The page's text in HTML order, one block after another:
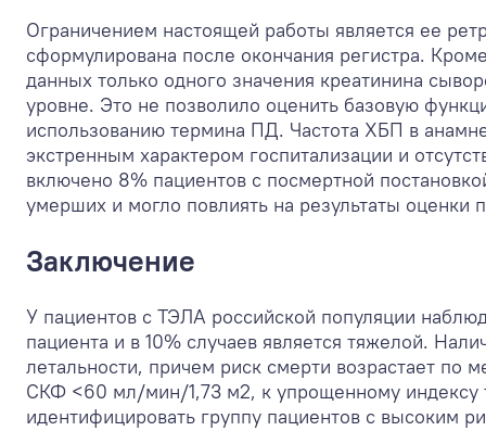
Ограничением настоящей работы является ее
сформулирована после окончания регистра.
данных только одного значения креатинина
уровне. Это не позволило оценить базовую
использованию термина ПД. Частота ХБП в
экстренным характером госпитализации и
включено 8% пациентов с посмертной
умерших и могло повлиять на результаты оценки
Заключение
У пациентов с ТЭЛА российской популяции
пациента и в 10% случаев является тяжелой.
летальности, причем риск смерти возрастает
СКФ <60 мл/мин/1,73 м2, к упрощенному индексу
идентифицировать группу пациентов с высоким